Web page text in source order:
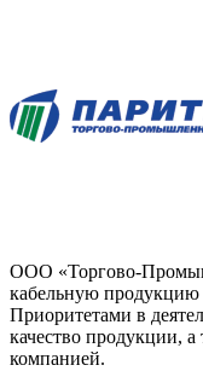
ООО «Торгово-
кабельную продукцию
Приоритетами в
качество продукции, а
компанией.